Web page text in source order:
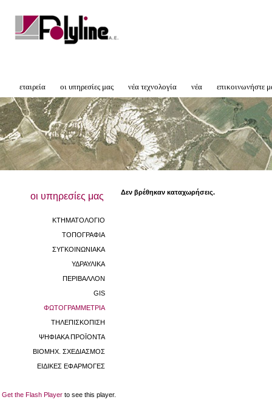
εταιρεία οι υπηρεσίες μας νέα τεχνολογία νέα επικοινωνήστε
οι υπηρεσίες μας
ΚΤΗΜΑΤΟΛΟΓΙΟ
ΤΟΠΟΓΡΑΦΙΑ
ΣΥΓΚΟΙΝΩΝΙΑΚΑ
ΥΔΡΑΥΛΙΚΑ
ΠΕΡΙΒΑΛΛΟΝ
GIS
ΦΩΤΟΓΡΑΜΜΕΤΡΙΑ
ΤΗΛΕΠΙΣΚΟΠΙΣΗ
ΨΗΦΙΑΚΑ ΠΡΟΪΟΝΤΑ
ΒΙΟΜHX. ΣΧΕΔΙΑΣΜΟΣ
ΕΙΔΙΚΕΣ ΕΦΑΡΜΟΓΕΣ
Δεν βρέθηκαν καταχωρήσεις.
Get the Flash Player to see this player.